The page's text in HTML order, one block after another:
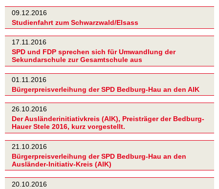
09.12.2016
Studienfahrt zum Schwarzwald/Elsass
17.11.2016
SPD und FDP sprechen sich für Umwandlung der
Sekundarschule zur Gesamtschule aus
01.11.2016
Bürgerpreisverleihung der SPD Bedburg-Hau an den AIK
26.10.2016
Der Ausländerinitiativkreis (AIK), Preisträger der Bedburg-
Hauer Stele 2016, kurz vorgestellt.
21.10.2016
Bürgerpreisverleihung der SPD Bedburg-Hau an den
Ausländer-Initiativ-Kreis (AIK)
20.10.2016